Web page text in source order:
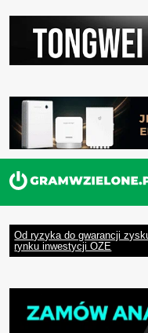
Od ryzyka do gwarancji
rynku inwestycji OZE